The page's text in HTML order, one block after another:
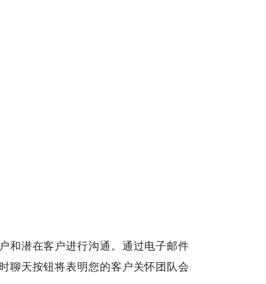
和潜在客户进行沟通。通过电子邮件
聊天按钮将表明您的客户关怀团队会